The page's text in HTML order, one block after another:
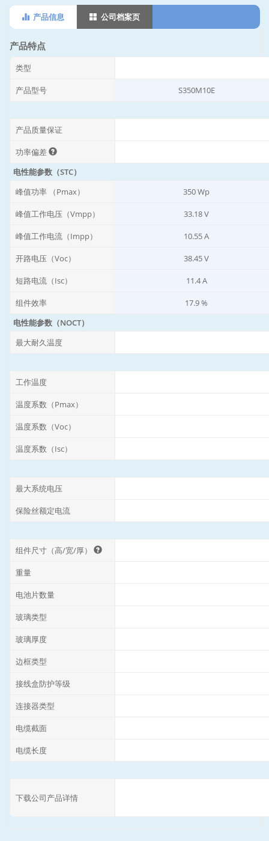
产品信息 公司档案页
产品特点
类型
产品型号 S350M10E
产品质量保证
功率偏差
电性能参数（STC）
峰值功率 （Pmax）
350 Wp
峰值工作电压（Vmpp） 33.18 V
峰值工作电流（Impp） 10.55 A
开路电压（Voc） 38.45 V
短路电流（Isc） 11.4 A
组件效率
17.9 %
电性能参数（NOCT）
最大耐久温度
工作温度
温度系数（Pmax）
温度系数（Voc）
温度系数（Isc）
最大系统电压
保险丝额定电流
组件尺寸（高/宽/厚）
重量
电池片数量
玻璃类型
玻璃厚度
边框类型
接线盒防护等级
连接器类型
电缆截面
电缆长度
下载公司产品详情